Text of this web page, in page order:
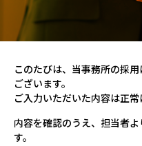
このたびは、当事務所の採
ございます。
ご入力いただいた内容は正常
内容を確認のうえ、担当者
す。